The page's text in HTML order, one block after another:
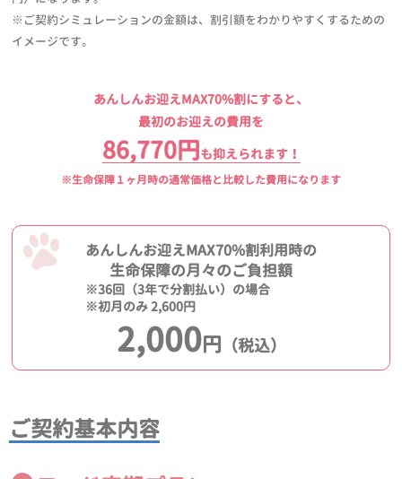
※ご契約シミュレーションの金額は、割引額をわかりやすくするための
イメージです。
あんしんお迎えMAX70%割にすると、
最初のお迎えの費用を
86,770円も抑えられます！
※生命保障１ヶ月時の通常価格と比較した費用になります
あんしんお迎えMAX70%割利用時の
生命保障の月々のご負担額
※36回（3年で分割払い）の場合
※初月のみ 2,600円
2,000円 （税込）
ご契約基本内容